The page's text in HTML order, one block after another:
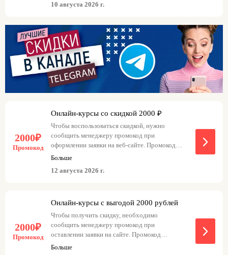
10 августа 2026 г.
2000₽
Промокод
Онлайн-курсы со скидкой 2000 ₽
Чтобы воспользоваться скидкой, нужно
сообщить менеджеру промокод при
оформлении заявки на веб-сайте. Промокод
предоставляет возможность получить скидку
Больше
12 августа 2026 г.
2000₽
Промокод
Онлайн-курсы с выгодой 2000 рублей
Чтобы получить скидку, необходимо
сообщить менеджеру промокод при
оставлении заявки на сайте. Промокод
действует один раз после его использования.
Больше